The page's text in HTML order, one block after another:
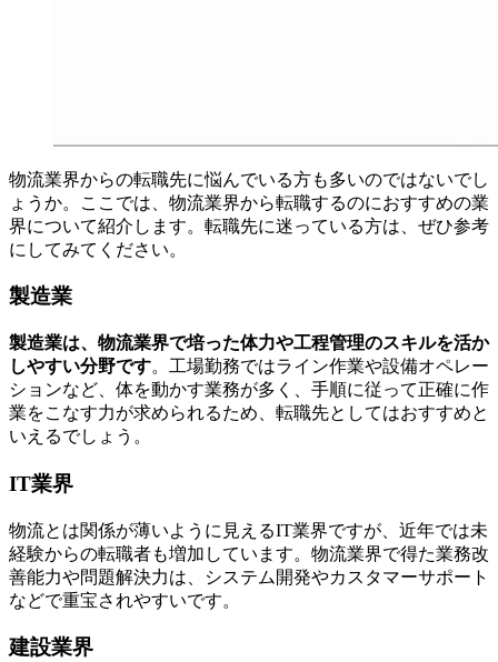
物流業界からの転職先に悩んでいる方も多いのではないでし
ょうか。ここでは、物流業界から転職するのにおすすめの業
界について紹介します。転職先に迷っている方は、ぜひ参考
にしてみてください。
製造業
製造業は、物流業界で培った体力や工程管理のスキルを活か
しやすい分野です。工場勤務ではライン作業や設備オペレー
ションなど、体を動かす業務が多く、手順に従って正確に作
業をこなす力が求められるため、転職先としてはおすすめと
いえるでしょう。
IT業界
物流とは関係が薄いように見えるIT業界ですが、近年では未
経験からの転職者も増加しています。物流業界で得た業務改
善能力や問題解決力は、システム開発やカスタマーサポート
などで重宝されやすいです。
建設業界